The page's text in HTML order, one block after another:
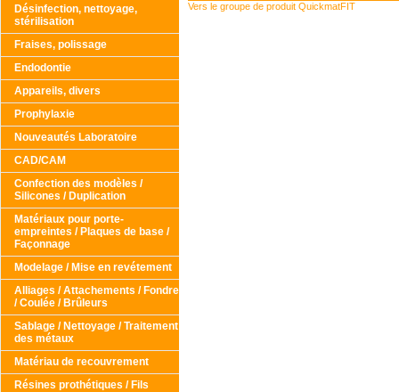
Désinfection, nettoyage,
stérilisation
Fraises, polissage
Endodontie
Appareils, divers
Prophylaxie
Nouveautés Laboratoire
CAD/CAM
Confection des modèles /
Silicones / Duplication
Matériaux pour porte-
empreintes / Plaques de base /
Façonnage
Modelage / Mise en revétement
Alliages / Attachements / Fondre
/ Coulée / Brûleurs
Sablage / Nettoyage / Traitement
des métaux
Matériau de recouvrement
Résines prothétiques / Fils
Vers le groupe de produit QuickmatFIT